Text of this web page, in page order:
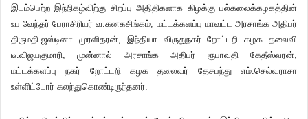
இடம்பெற்ற இந்நிகழ்விற்கு சிறப்பு அதிதிகளாக கிழக்கு பல்கலைக்கழகத்தின்
உப வேந்தர் பேராசிரியர் வ.கனகசிங்கம், மட்டக்களப்பு மாவட்ட அரசாங்க அதிபர்
திருமதி.ஜஸ்டினா முரளிதரன், இந்தியா விருதுநகர் றோட்டறி கழக தலைவி
டீ.விஜயகுமாரி, முன்னால் அரசாங்க அதிபர் ரூபாவதி கேதீஸ்வரன்,
மட்டக்களப்பு நகர் றோட்டறி கழக தலைவர் தேசபந்து எம்.செல்வராசா
உள்ளிட்டோர் கலந்துகொண்டிருந்தனர்.